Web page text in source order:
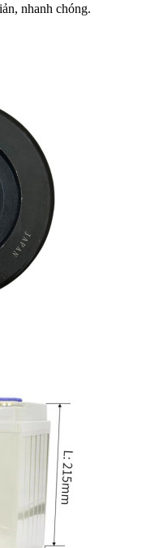
nhanh chóng.